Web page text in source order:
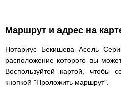
Маршрут и адрес на
Нотариус Бекишева Асель
расположение которого вы
Воспользуйтей картой, чтобы
кнопкой "Проложить маршрут".